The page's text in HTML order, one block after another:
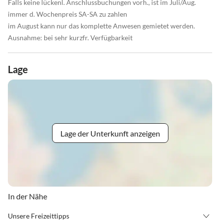
Falls keine lückenl. Anschlussbuchungen vorh., ist im Juli/Aug.
immer d. Wochenpreis SA-SA zu zahlen
im August kann nur das komplette Anwesen gemietet werden.
Ausnahme: bei sehr kurzfr. Verfügbarkeit
Lage
Lage der Unterkunft anzeigen
In der Nähe
Unsere Freizeittipps